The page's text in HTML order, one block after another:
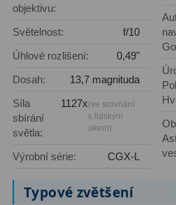
Zaostřovací masky
Rotátory 34
Komponenty78
Helical výtahy
Primární zrcadla9
objektivu:
Světelnost:
f/10
Úhlové rozlišení:
0,49"
Dosah:
13,7 magnituda
Síla
sbírání
světla:
1127x(ve srovnání
s lidským
okem)
Výrobní série: CGX-L
Typové zvětšení